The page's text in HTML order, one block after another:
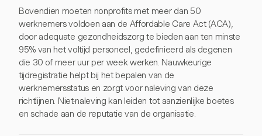
Bovendien moeten nonprofits met meer dan 50
werknemers voldoen aan de Affordable Care Act (ACA),
door adequate gezondheidszorg te bieden aan ten minste
95% van het voltijd personeel, gedefinieerd als degenen
die 30 of meer uur per week werken. Nauwkeurige
tijdregistratie helpt bij het bepalen van de
werknemersstatus en zorgt voor naleving van deze
richtlijnen. Niet-naleving kan leiden tot aanzienlijke boetes
en schade aan de reputatie van de organisatie.